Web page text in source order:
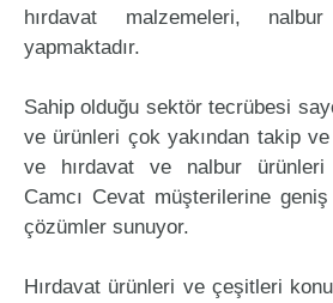
hırdavat malzemeleri,
yapmaktadır.
Sahip olduğu sektör tecrübesi
ve ürünleri çok yakından takip
ve hırdavat ve nalbur ürünleri
Camcı Cevat müşterilerine
çözümler sunuyor.
Hırdavat ürünleri ve çeşitleri